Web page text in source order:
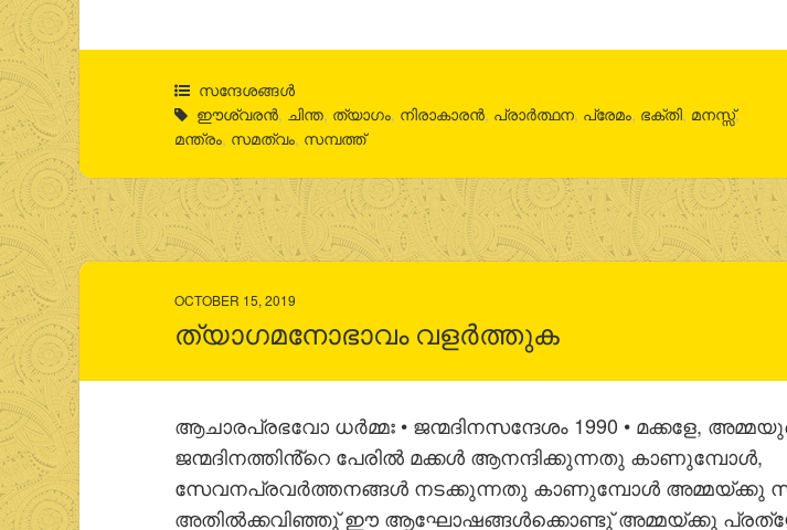
സന്ദേശങ്ങൾ
ഈശ്വരൻ, ചിന്ത, ത്യാഗം, നിരാകാരൻ, പ്രാർത്ഥന, പ്രേമം, ഭക്തി, മനസ്സ്,
മന്ത്രം, സമത്വം, സമ്പത്ത്
OCTOBER 15, 2019
ത്യാഗമനോഭാവം വളര്‍ത്തുക
ആചാരപ്രഭവോ ധര്‍മ്മഃ • ജന്മദിനസന്ദേശം 1990 • മക്കളേ,
ജന്മദിനത്തിൻ്റെ പേരില്‍ മക്കള്‍ ആനന്ദിക്കുന്നതു കാണുമ്പോള്‍,
സേവനപ്രവര്‍ത്തനങ്ങള്‍ നടക്കുന്നതു കാണുമ്പോള്‍ അമ്മയ്ക്കു
അതില്‍ക്കവിഞ്ഞു് ഈ ആഘോഷങ്ങള്‍ക്കൊണ്ടു് അമ്മയ്ക്കു